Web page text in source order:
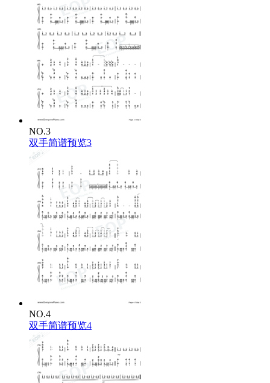
NO.3
双手简谱预览3
NO.4
双手简谱预览4